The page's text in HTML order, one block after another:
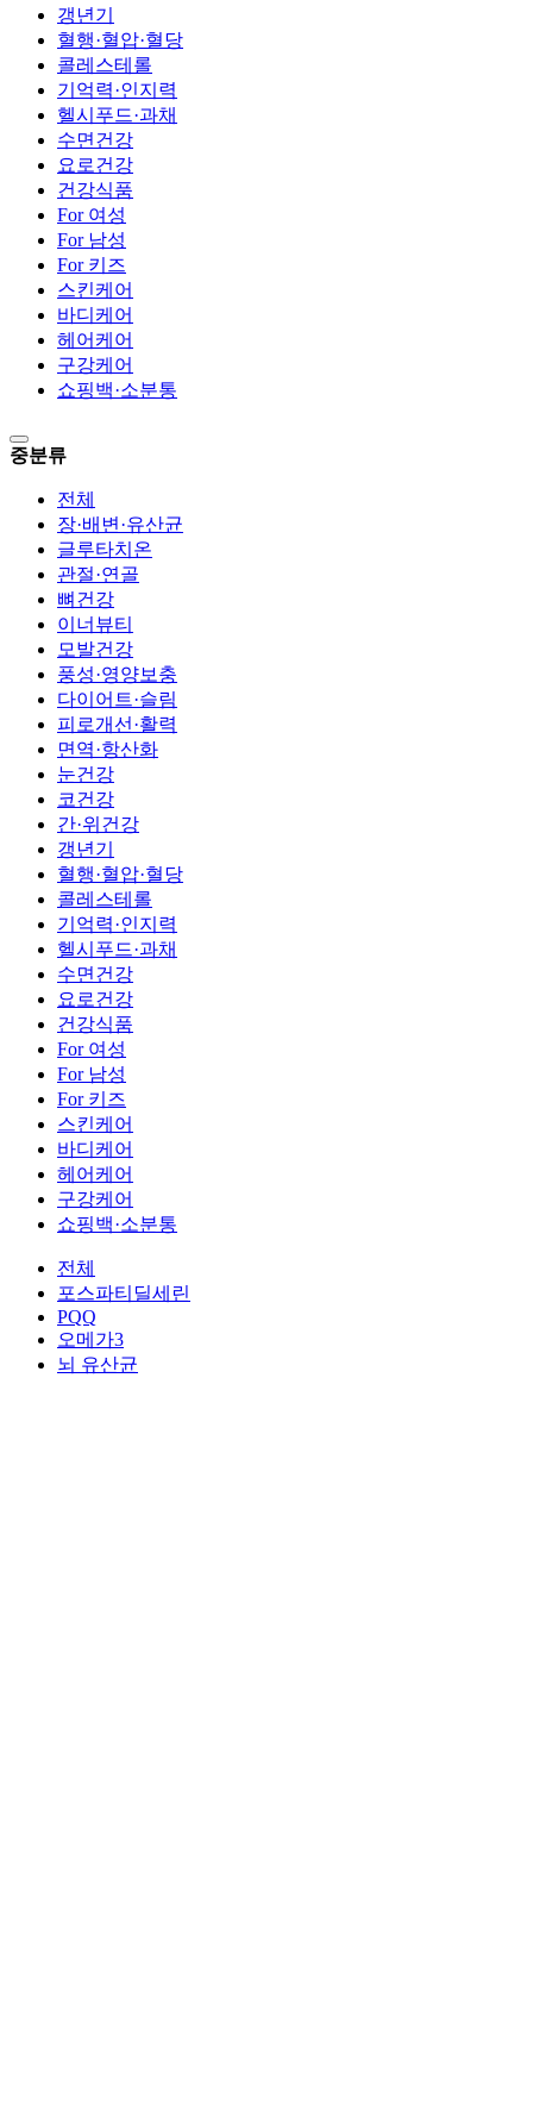
갱년기
혈행·혈압·혈당
콜레스테롤
기억력·인지력
헬시푸드·과채
수면건강
요로건강
건강식품
For 여성
For 남성
For 키즈
스킨케어
바디케어
헤어케어
구강케어
쇼핑백·소분통
중분류
전체
장·배변·유산균
글루타치온
관절·연골
뼈건강
이너뷰티
모발건강
풍성·영양보충
다이어트·슬림
피로개선·활력
면역·항산화
눈건강
코건강
간·위건강
갱년기
혈행·혈압·혈당
콜레스테롤
기억력·인지력
헬시푸드·과채
수면건강
요로건강
건강식품
For 여성
For 남성
For 키즈
스킨케어
바디케어
헤어케어
구강케어
쇼핑백·소분통
전체
포스파티딜세린
PQQ
오메가3
뇌 유산균